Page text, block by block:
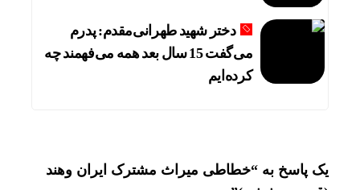
دختر شهید طهرانی‌مقدم: پدرم
می‌گفت 15 سال بعد همه می‌فهمند چه
کرده‌ایم
یک پاسخ به “خطاطی میراث مشترک ایران وهند